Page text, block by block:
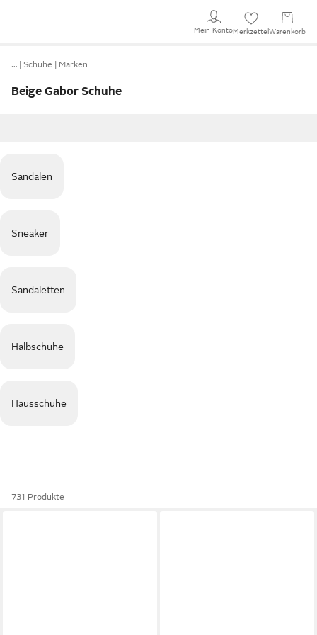
Mein KontoMerkzettel Warenkorb
… Schuhe Marken
Beige Gabor Schuhe
Sandalen
Sneaker
Sandaletten
Halbschuhe
Hausschuhe
731 Produkte